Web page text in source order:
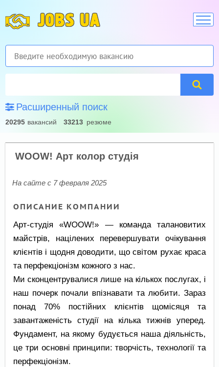
JOBS UA
Расширенный поиск
20295 вакансий 33213 резюме
WOOW! Арт колор студія
На сайте с 7 февраля 2025
ОПИСАНИЕ КОМПАНИИ
Арт-студія «WOOW!» — команда талановитих
майстрів, націлених перевершувати очікування
клієнтів і щодня доводити, що світом рухає краса
та перфекціонізм кожного з нас.
Ми сконцентрувалися лише на кількох послугах, і
наш почерк почали впізнавати та любити. Зараз
понад 70% постійних клієнтів щомісяця та
завантаженість студії на кілька тижнів уперед.
Фундамент, на якому будується наша діяльність,
це три основні принципи: творчість, технології та
перфекціонізм.